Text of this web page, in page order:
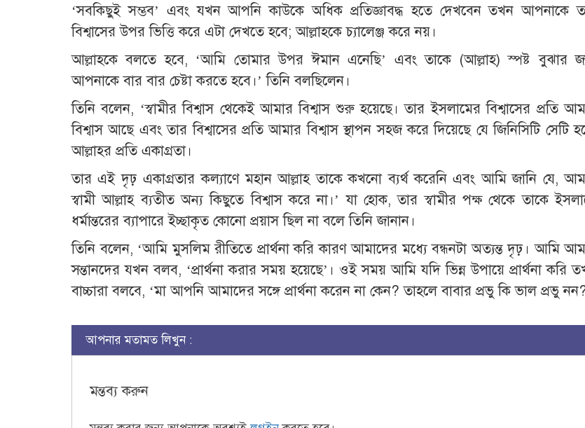
‘সবকিছুই সম্ভব’ এবং যখন আপনি কাউকে অধিক প্রতিজ্ঞাবদ্ধ হতে দেখবেন তখন আপনাকে
বিশ্বাসের উপর ভিত্তি করে এটা দেখতে হবে; আল্লাহকে চ্যালেঞ্জ করে নয়।
আল্লাহকে বলতে হবে, ‘আমি তোমার উপর ঈমান এনেছি’ এবং তাকে (আল্লাহ) স্পষ্ট বুঝার
আপনাকে বার বার চেষ্টা করতে হবে।’ তিনি বলছিলেন।
তিনি বলেন, ‘স্বামীর বিশ্বাস থেকেই আমার বিশ্বাস শুরু হয়েছে। তার ইসলামের বিশ্বাসের প্রতি
বিশ্বাস আছে এবং তার বিশ্বাসের প্রতি আমার বিশ্বাস স্থাপন সহজ করে দিয়েছে যে জিনিসিটি সেটি
আল্লাহর প্রতি একাগ্রতা।
তার এই দৃঢ় একাগ্রতার কল্যাণে মহান আল্লাহ তাকে কখনো ব্যর্থ করেনি এবং আমি জানি যে,
স্বামী আল্লাহ ব্যতীত অন্য কিছুতে বিশ্বাস করে না।’ যা হোক, তার স্বামীর পক্ষ থেকে তাকে
ধর্মান্তরের ব্যাপারে ইচ্ছাকৃত কোনো প্রয়াস ছিল না বলে তিনি জানান।
তিনি বলেন, ‘আমি মুসলিম রীতিতে প্রার্থনা করি কারণ আমাদের মধ্যে বন্ধনটা অত্যন্ত দৃঢ়। আমি
সন্তানদের যখন বলব, ‘প্রার্থনা করার সময় হয়েছে’। ওই সময় আমি যদি ভিন্ন উপায়ে প্রার্থনা করি
বাচ্চারা বলবে, ‘মা আপনি আমাদের সঙ্গে প্রার্থনা করেন না কেন? তাহলে বাবার প্রভু কি ভাল প্রভু
আপনার মতামত লিখুন :
মন্তব্য করুন